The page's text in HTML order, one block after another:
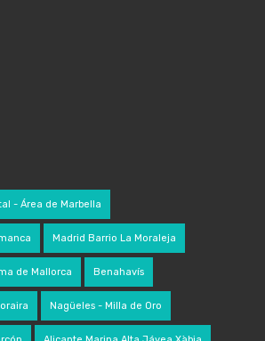
- Área de Marbella
Madrid Barrio La Moraleja
de Mallorca Benahavís
Nagüeles - Milla de Oro